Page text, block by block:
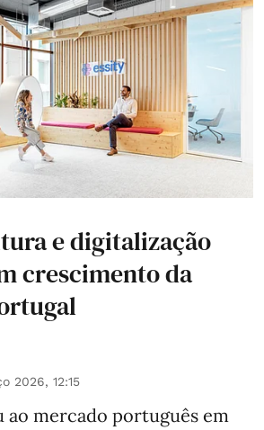
e digitalização
crescimento da
2026, 12:15
ao mercado português em